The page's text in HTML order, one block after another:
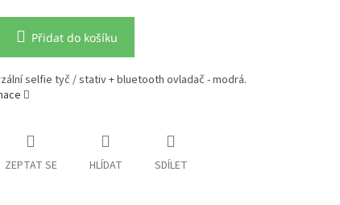
Přidat do košíku
selfie tyč / stativ + bluetooth ovladač - modrá.
ZEPTAT SE HLÍDAT SDÍLET